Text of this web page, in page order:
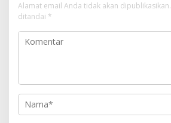
Alamat email Anda tidak akan dipublikasikan.
ditandai *